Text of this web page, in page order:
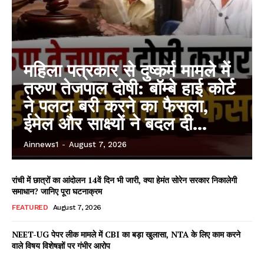
महिला पत्रकार से दुष्कर्म मामले में
तरुण तेजपाल दोषी: बॉम्बे हाई कोर्ट
ने पलटा बरी करने का फैसला,
ईमेल और साक्ष्यों ने बदल दी...
Ainnews1 - August 7, 2026
रांची में छात्रों का आंदोलन 14वें दिन भी जारी, क्या हेमंत सोरेन सरकार निकालेगी
समाधान? जानिए पूरा घटनाक्रम
FEATURED August 7, 2026
NEET-UG पेपर लीक मामले में CBI का बड़ा खुलासा, NTA के लिए काम करने
वाले विषय विशेषज्ञों पर गंभीर आरोप